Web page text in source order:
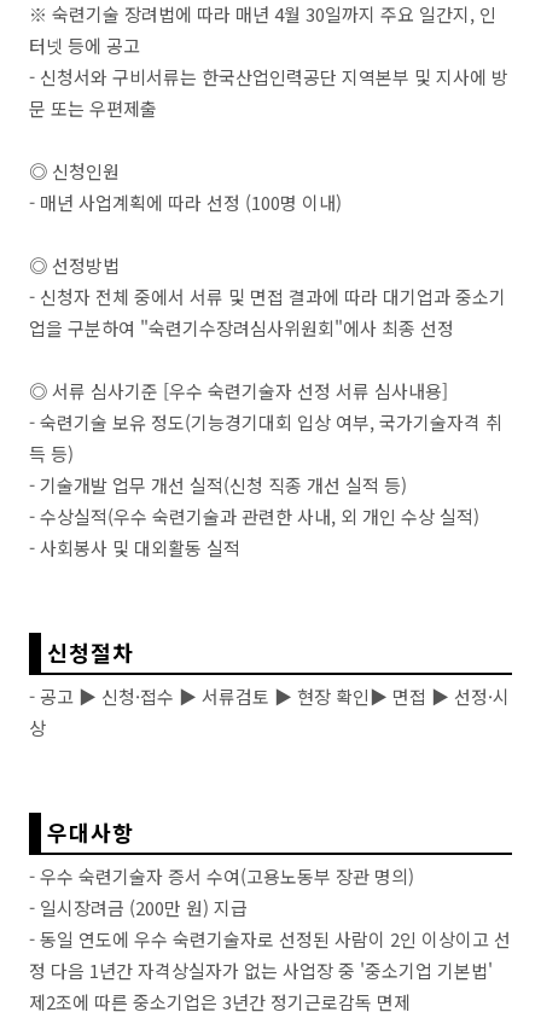
※ 숙련기술 장려법에 따라 매년 4월 30일까지 주요 일간지, 인
터넷 등에 공고
- 신청서와 구비서류는 한국산업인력공단 지역본부 및 지사에 방
문 또는 우편제출
◎ 신청인원
- 매년 사업계획에 따라 선정 (100명 이내)
◎ 선정방법
- 신청자 전체 중에서 서류 및 면접 결과에 따라 대기업과 중소기
업을 구분하여 "숙련기수장려심사위원회"에사 최종 선정
◎ 서류 심사기준 [우수 숙련기술자 선정 서류 심사내용]
- 숙련기술 보유 정도(기능경기대회 입상 여부, 국가기술자격 취
득 등)
- 기술개발 업무 개선 실적(신청 직종 개선 실적 등)
- 수상실적(우수 숙련기술과 관련한 사내, 외 개인 수상 실적)
- 사회봉사 및 대외활동 실적
신청절차
- 공고 ▶ 신청·접수 ▶ 서류검토 ▶ 현장 확인▶ 면접 ▶ 선정·시
상
우대사항
- 우수 숙련기술자 증서 수여(고용노동부 장관 명의)
- 일시장려금 (200만 원) 지급
- 동일 연도에 우수 숙련기술자로 선정된 사람이 2인 이상이고 선
정 다음 1년간 자격상실자가 없는 사업장 중 '중소기업 기본법'
제2조에 따른 중소기업은 3년간 정기근로감독 면제